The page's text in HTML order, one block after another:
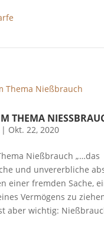
THEMA
| Okt. 22, 2020
Nießbrauch „…das
und unvererbliche
einer fremden Sache,
Vermögens zu
aber wichtig: